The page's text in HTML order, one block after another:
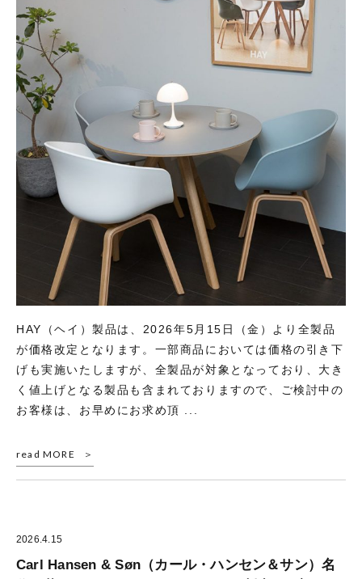
HAY（ヘイ）製品は、2026年5月15日（金）より全製品
が価格改定となります。一部商品においては価格の引き下
げも実施いたしますが、全製品が対象となっており、大き
く値上げとなる製品も含まれておりますので、ご検討中の
お客様は、お早めにお求め頂 ...
read MORE
2026.4.15
Carl Hansen & Søn（カール・ハンセン＆サン）名